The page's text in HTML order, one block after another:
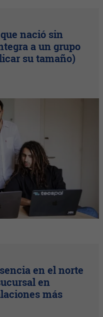
nació sin
a un grupo
su tamaño)
en el norte
en
más